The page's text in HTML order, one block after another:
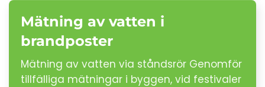
Mätning av vatten i
brandposter
Mätning av vatten via ståndsrör Genomför
tillfälliga mätningar i byggen, vid festivaler